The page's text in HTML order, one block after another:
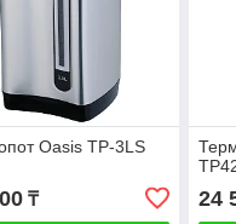
Oasis TP-3LS
₸ 24